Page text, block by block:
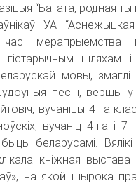
“Багата, родная ты
УА
мерапрыемства
гістарычным шляхам
мовы,
песні, вершы ў
вучаніцы 4-га
вучаніц 4-га і 7-
беларусамі.
кніжная выстава
на якой шырока